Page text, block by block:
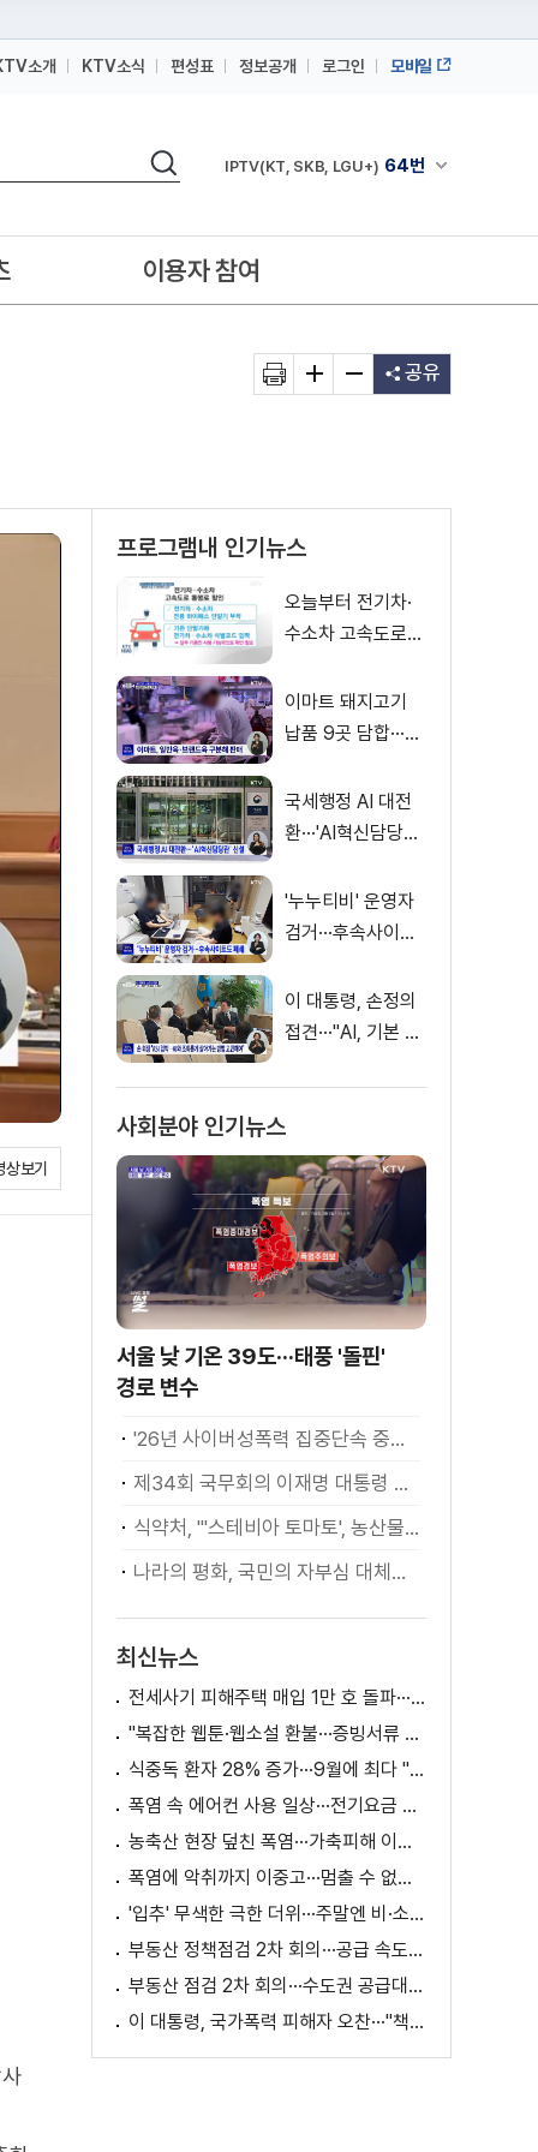
소개 KTV소식 편성표 정보공개 로그인 모바일
검색 채널안내 펼쳐
IPTV(KT, SKB, LGU+) 64번
IPTV(KT, SKB, LGU+)
이용자 참여
공유
보기
프로그램내 인기뉴스
오늘부터 전기차·
수소차 고속도로
이마트 돼지고기
납품 9곳 담합···과
국세행정 AI 대전
환···'AI혁신담당관'
'누누티비' 운영자
검거···후속사이트
이 대통령, 손정의
접견···"AI, 기본 인
사회분야 인기뉴스
서울 낮 기온 39도···태풍 '돌핀'
경로 변수
'26년 사이버성폭력 집중단속 중간성과 발표···향후 추진계획은?
제34회 국무회의 이재명 대통령 모두발언
식약처, "'스테비아 토마토', 농산물 아닌 가공식품"
나라의 평화, 국민의 자부심 대체불가 대한민국 이재명 대통령 모두말씀
최신뉴스
전세사기 피해주택 매입 1만 호 돌파···피해 지원 속도
"복잡한 웹툰·웹소설 환불···증빙서류 요구까지"
식중독 환자 28% 증가···9월에 최다 "입추 방심 금물"
폭염 속 에어컨 사용 일상···전기요금 줄이려면?
농축산 현장 덮친 폭염···가축피해 이틀 새 28만 마리↑
폭염에 악취까지 이중고···멈출 수 없는 필수노동
'입추' 무색한 극한 더위···주말엔 비·소나기
부동산 정책점검 2차 회의···공급 속도전 본격화하나
부동산 점검 2차 회의···수도권 공급대책 논의
이 대통령, 국가폭력 피해자 오찬···"책임지고 치유"